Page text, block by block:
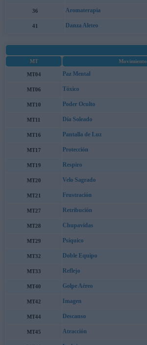
36 Aromaterapia
41 Danza Aleteo
MT
Movimiento
MT04 Paz Mental
MT06 Tóxico
MT10 Poder Oculto
MT11 Día Soleado
MT16 Pantalla de Luz
MT17 Protección
MT19 Respiro
MT20 Velo Sagrado
MT21 Frustración
MT27 Retribución
MT28 Chupavidas
MT29 Psíquico
MT32 Doble Equipo
MT33 Reflejo
MT40 Golpe Aéreo
MT42 Imagen
MT44 Descanso
MT45 Atracción